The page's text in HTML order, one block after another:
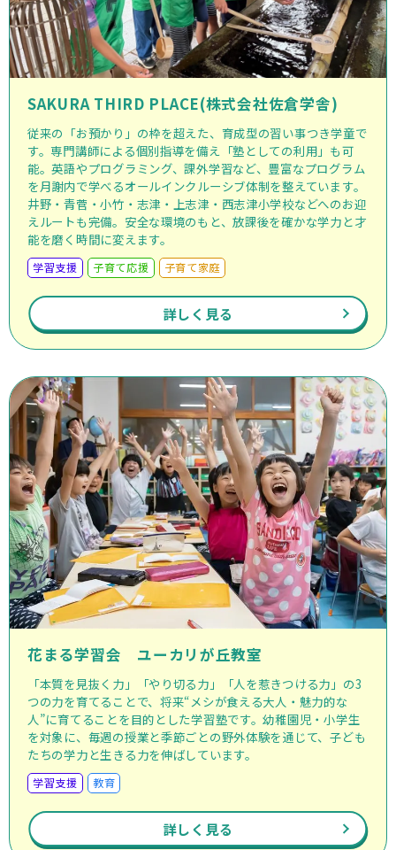
SAKURA THIRD PLACE(株式会社佐倉学舎)
従来の「お預かり」の枠を超えた、育成型の習い事つき学童で
す。専門講師による個別指導を備え「塾としての利用」も可
能。英語やプログラミング、課外学習など、豊富なプログラム
を月謝内で学べるオールインクルーシブ体制を整えています。
井野・青菅・小竹・志津・上志津・西志津小学校などへのお迎
えルートも完備。安全な環境のもと、放課後を確かな学力と才
能を磨く時間に変えます。
学習支援 子育て応援 子育て家庭
詳しく見る
花まる学習会 ユーカリが丘教室
「本質を見抜く力」「やり切る力」「人を惹きつける力」の3
つの力を育てることで、将来“メシが食える大人・魅力的な
人”に育てることを目的とした学習塾です。幼稚園児・小学生
を対象に、毎週の授業と季節ごとの野外体験を通じて、子ども
たちの学力と生きる力を伸ばしています。
学習支援 教育
詳しく見る